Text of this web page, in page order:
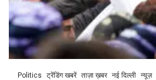
Politics ट्रेंडिंग खबरें ताज़ा ख़बर नई दिल्ली न्यूज़